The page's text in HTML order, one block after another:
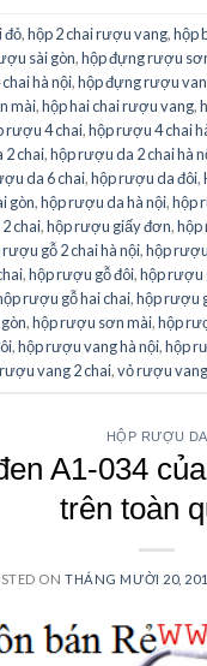
đỏ,hộp 2 chai rượu vang,hộp
sài gòn,hộp đựng rượu
hà nội,hộp đựng rượu
mài,hộp hai chai rượu vang,
rượu 4 chai,hộp rượu 4 chai
2 chai,hộp rượu da 2 chai hà
da 6 chai,hộp rượu da đôi,
gòn,hộp rượu da hà nội,hộp
chai,hộp rượu giấy đơn,hộp
rượu gỗ 2 chai hà nội,hộp
,hộp rượu gỗ đôi,hộp rượu
rượu gỗ hai chai,hộp rượu
,hộp rượu sơn mài,hộp
,hộp rượu vang hà nội,hộp
vang 2 chai,vỏ rượu
HỘP RƯỢU DA
A1-034
trên toàn
ONTHÁNG MƯỜI 20,